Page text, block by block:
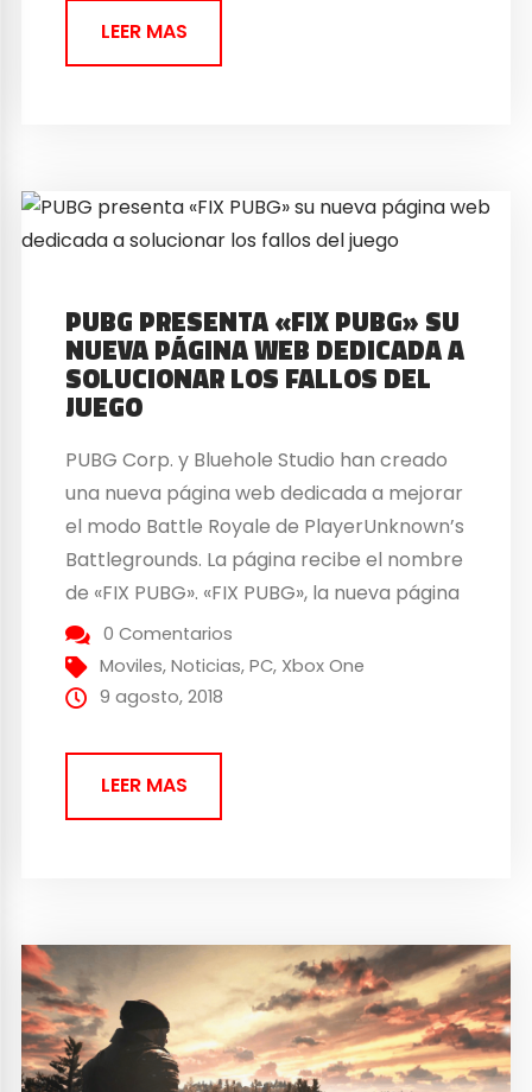
LEER MAS
PUBG PRESENTA «FIX PUBG» SU
NUEVA PÁGINA WEB DEDICADA A
SOLUCIONAR LOS FALLOS DEL
JUEGO
PUBG Corp. y Bluehole Studio han creado
una nueva página web dedicada a mejorar
el modo Battle Royale de PlayerUnknown’s
Battlegrounds. La página recibe el nombre
de «FIX PUBG». «FIX PUBG», la nueva página
web de Bluehole Studio para mejorar el
modo Battle Royale «FIX PUBG», es el
nombre que recibe la nueva campaña
0 Comentarios
Moviles,Noticias,PC, Xbox One
9 agosto, 2018
LEER MAS